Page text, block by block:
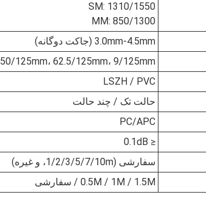
SM: 1310/1550
MM: 850/1300
3.0mm-4.5mm (جاکت دوگانه)
50/125mm، 62.5/125mm، 9/125mm
LSZH / PVC
حالت تک / چند حالت
PC/APC
≤ 0.1dB
سفارشی (1/2/3/5/7/10m، و غیره)
0.5M / 1M / 1.5M / سفارشی